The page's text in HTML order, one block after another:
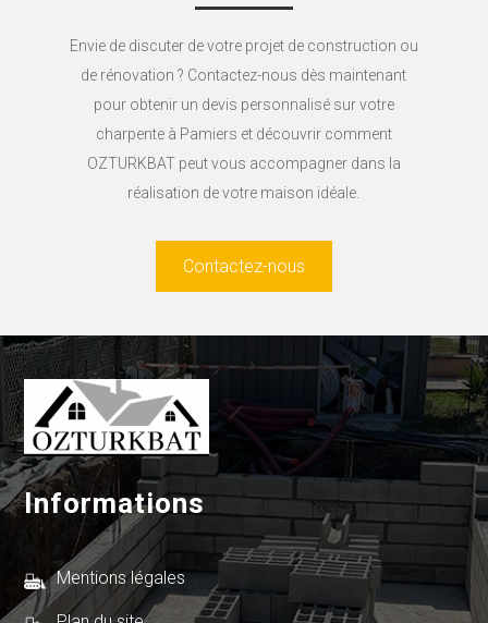
Envie de discuter de votre projet de construction ou
de rénovation ? Contactez-nous dès maintenant
pour obtenir un devis personnalisé sur votre
charpente à Pamiers et découvrir comment
OZTURKBAT peut vous accompagner dans la
réalisation de votre maison idéale.
Contactez-nous
Informations
Mentions légales